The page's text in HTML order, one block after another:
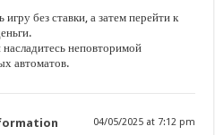
без ставки, а затем перейти к
неповторимой
автоматов.
04/05/2025 at 7:12 pm